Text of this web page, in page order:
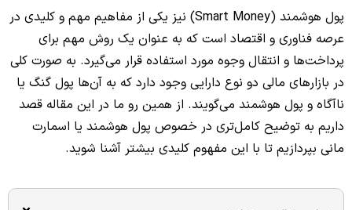
پول هوشمند (Smart Money) نیز یکی از مفاهیم مهم و کلیدی در
عرصه فناوری و اقتصاد است که به عنوان یک روش مهم برای
پرداخت‌ها و انتقال وجوه مورد استفاده قرار می‌گیرد. به صورت کلی
در بازارهای مالی دو نوع دارایی وجود دارد که به آن‌ها پول گنگ یا
ناآگاه و پول هوشمند می‌گویند. از همین رو ما در این مقاله قصد
داریم به توضیح کامل‌تری در خصوص پول هوشمند یا اسمارت
مانی بپردازیم تا با این مفهوم کلیدی بیشتر آشنا شوید.